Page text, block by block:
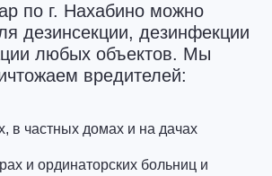
по г. Нахабино можно
дезинсекции, дезинфекции
любых объектов. Мы
вредителей:
в частных домах и на дачах
и ординаторских больниц и